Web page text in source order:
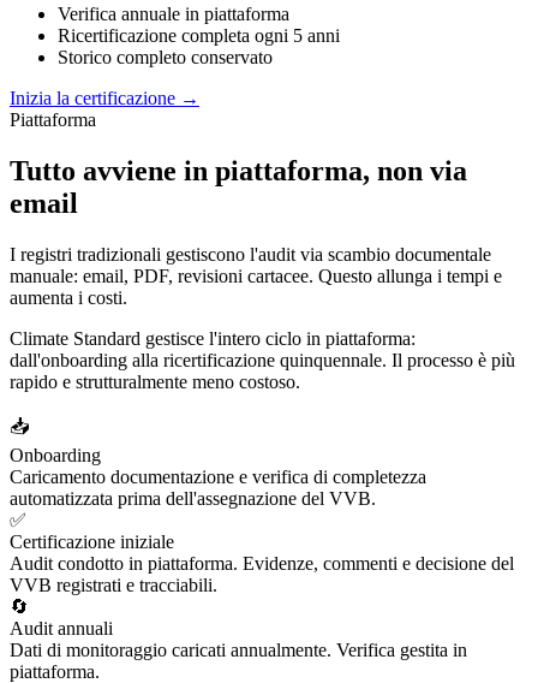
Verifica annuale in piattaforma
Ricertificazione completa ogni 5 anni
Storico completo conservato
Inizia la certificazione →
Piattaforma
Tutto avviene in piattaforma, non via
email
I registri tradizionali gestiscono l'audit via scambio documentale
manuale: email, PDF, revisioni cartacee. Questo allunga i tempi e
aumenta i costi.
Climate Standard gestisce l'intero ciclo in piattaforma:
dall'onboarding alla ricertificazione quinquennale. Il processo è più
rapido e strutturalmente meno costoso.
📥
Onboarding
Caricamento documentazione e verifica di completezza
automatizzata prima dell'assegnazione del VVB.
✅
Certificazione iniziale
Audit condotto in piattaforma. Evidenze, commenti e decisione del
VVB registrati e tracciabili.
🔄
Audit annuali
Dati di monitoraggio caricati annualmente. Verifica gestita in
piattaforma.